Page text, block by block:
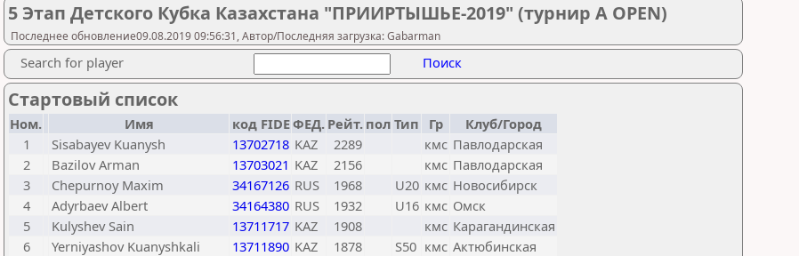
5 Этап Детского Кубка Казахстана "ПРИИРТЫШЬЕ-2019" (турнир А OPEN)
Последнее обновление09.08.2019 09:56:31, Автор/Последняя загрузка: Gabarman
Search for player Поиск
Стартовый список
Ном. Имя код FIDEФЕД. Рейт. пол Тип Гр
Клуб/Город
1
Sisabayev Kuanysh 13702718 KAZ 2289 кмс Павлодарская
2
Bazilov Arman 13703021 KAZ 2156 кмс Павлодарская
3
Chepurnoy Maxim 34167126 RUS 1968 U20 кмс Новосибирск
4
Adyrbaev Albert 34164380 RUS 1932 U16 кмс Омск
5
Kulyshev Sain 13711717 KAZ 1908 кмс Карагандинская
6
Yerniyashov Kuanyshkali 13711890 KAZ 1878 S50 кмс Актюбинская